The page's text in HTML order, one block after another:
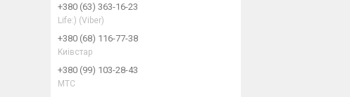
+380 (63) 363-16-23
Life:) (Viber)
+380 (68) 116-77-38
Kиiвcтap
+380 (99) 103-28-43
МТС